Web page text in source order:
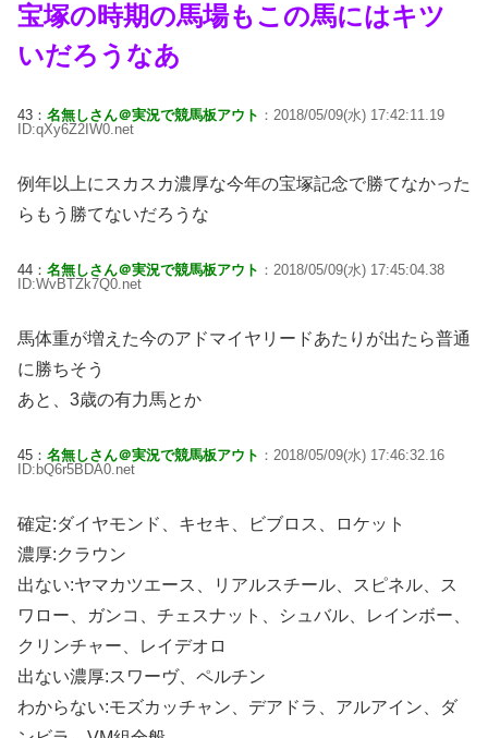
宝塚の時期の馬場もこの馬にはキツ
いだろうなあ
43： 名無しさん＠実況で競馬板アウト ：2018/05/09(水) 17:42:11.19
ID:qXy6Z2IW0.net
例年以上にスカスカ濃厚な今年の宝塚記念で勝てなかった
らもう勝てないだろうな
44： 名無しさん＠実況で競馬板アウト ：2018/05/09(水) 17:45:04.38
ID:WvBTZk7Q0.net
馬体重が増えた今のアドマイヤリードあたりが出たら普通
に勝ちそう
あと、3歳の有力馬とか
45： 名無しさん＠実況で競馬板アウト ：2018/05/09(水) 17:46:32.16
ID:bQ6r5BDA0.net
確定:ダイヤモンド、キセキ、ビブロス、ロケット
濃厚:クラウン
出ない:ヤマカツエース、リアルスチール、スピネル、ス
ワロー、ガンコ、チェスナット、シュバル、レインボー、
クリンチャー、レイデオロ
出ない濃厚:スワーヴ、ペルチン
わからない:モズカッチャン、デアドラ、アルアイン、ダ